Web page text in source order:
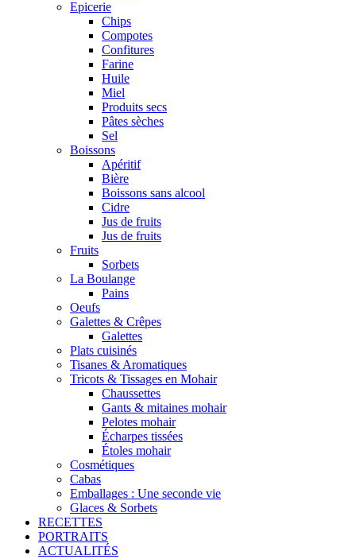
Epicerie
Chips
Compotes
Confitures
Farine
Huile
Miel
Produits secs
Pâtes sèches
Sel
Boissons
Apéritif
Bière
Boissons sans alcool
Cidre
Jus de fruits
Jus de fruits
Fruits
Sorbets
La Boulange
Pains
Oeufs
Galettes & Crêpes
Galettes
Plats cuisinés
Tisanes & Aromatiques
Tricots & Tissages en Mohair
Chaussettes
Gants & mitaines mohair
Pelotes mohair
Écharpes tissées
Étoles mohair
Cosmétiques
Cabas
Emballages : Une seconde vie
Glaces & Sorbets
RECETTES
PORTRAITS
ACTUALITÉS